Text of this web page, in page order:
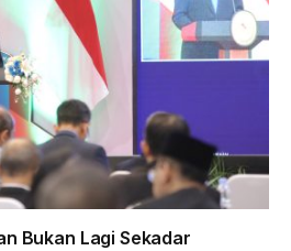
Bukan Lagi Sekadar